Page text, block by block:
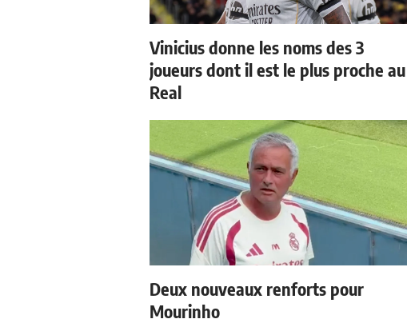
Vinicius donne les noms des 3
joueurs dont il est le plus proche au
Real
Deux nouveaux renforts pour
Mourinho